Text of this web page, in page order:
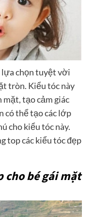
lựa chọn tuyệt vời
tròn. Kiểu tóc này
mặt, tạo cảm giác
có thể tạo các lớp
cho kiểu tóc này.
top các kiểu tóc đẹp
cho bé gái mặt